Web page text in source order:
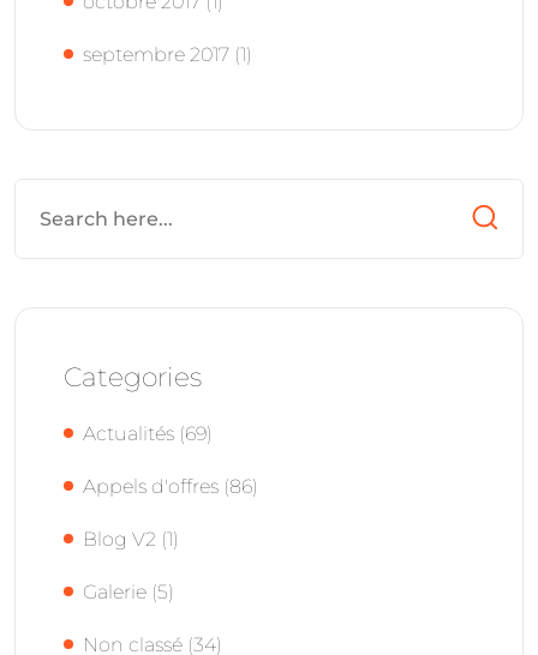
septembre 2017 (1)
Categories
Actualités (69)
Appels d'offres (86)
Blog V2 (1)
Galerie (5)
Non classé (34)